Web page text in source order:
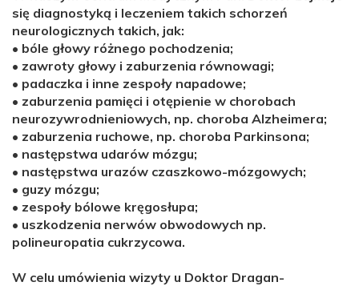
się diagnostyką i leczeniem takich schorzeń
neurologicznych takich, jak:
• bóle głowy różnego pochodzenia;
• zawroty głowy i zaburzenia równowagi;
• padaczka i inne zespoły napadowe;
• zaburzenia pamięci i otępienie w chorobach
neurozywrodnieniowych, np. choroba Alzheimera;
• zaburzenia ruchowe, np. choroba Parkinsona;
• następstwa udarów mózgu;
• następstwa urazów czaszkowo-mózgowych;
• guzy mózgu;
• zespoły bólowe kręgosłupa;
• uszkodzenia nerwów obwodowych np.
polineuropatia cukrzycowa.
W celu umówienia wizyty u Doktor Dragan-